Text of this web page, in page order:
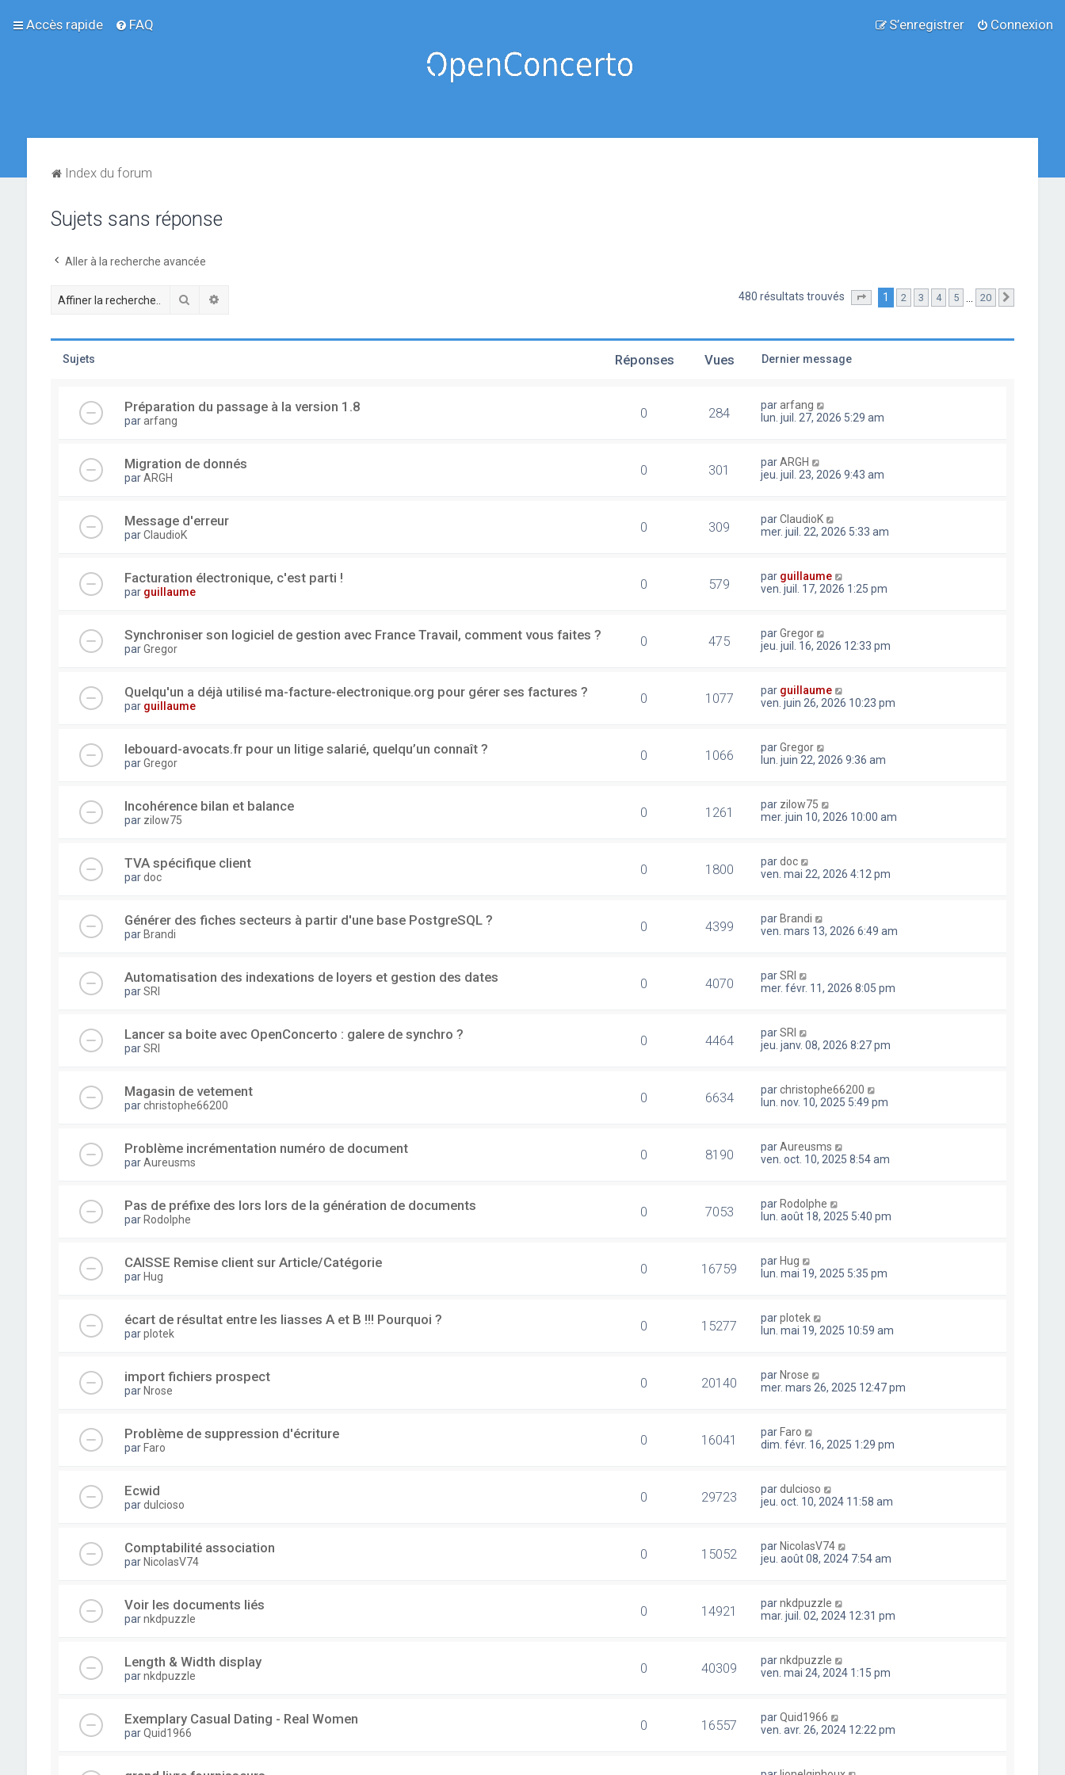
Accès rapide FAQ Connexion
S’enregistrer
Index du forum
Sujets sans réponse
Aller à la recherche avancée
Rechercher 480 résultats trouvés Page sur 20
1 2 3 4 5 20
Sujets Réponses Vues Dernier message
Préparation du passage à la version 1.8
pararfang 0 284 pararfang
lun. juil. 27, 2026 5:29 am
Migration de donnés
parARGH 0 301 parARGH
jeu. juil. 23, 2026 9:43 am
Message d'erreur
parClaudioK 0 309 parClaudioK
mer. juil. 22, 2026 5:33 am
Facturation électronique, c'est parti !
par guillaume 0 579 par guillaume
ven. juil. 17, 2026 1:25 pm
Synchroniser son logiciel de gestion avec France Travail, comment vous faites ?
parGregor 0 475 parGregor
jeu. juil. 16, 2026 12:33 pm
Quelqu'un a déjà utilisé ma-facture-electronique.org pour gérer ses factures ?
par guillaume 0 1077 par guillaume
ven. juin 26, 2026 10:23 pm
lebouard-avocats.fr pour un litige salarié, quelqu’un connaît ?
parGregor 0 1066 parGregor
lun. juin 22, 2026 9:36 am
Incohérence bilan et balance
par zilow75 0 1261 par zilow75
mer. juin 10, 2026 10:00 am
TVA spécifique client
pardoc 0 1800 pardoc
ven. mai 22, 2026 4:12 pm
Générer des fiches secteurs à partir d'une base PostgreSQL ?
par Brandi 0 4399 par Brandi
ven. mars 13, 2026 6:49 am
Automatisation des indexations de loyers et gestion des dates
parSRI 0 4070 parSRI
mer. févr. 11, 2026 8:05 pm
Lancer sa boite avec OpenConcerto : galere de synchro ?
parSRI 0 4464 parSRI
jeu. janv. 08, 2026 8:27 pm
Magasin de vetement
parchristophe66200 0 6634 parchristophe66200
lun. nov. 10, 2025 5:49 pm
Problème incrémentation numéro de document
parAureusms 0 8190 parAureusms
ven. oct. 10, 2025 8:54 am
Pas de préfixe des lors lors de la génération de documents
par Rodolphe 0 7053 par Rodolphe
lun. août 18, 2025 5:40 pm
CAISSE Remise client sur Article/Catégorie
par Hug 0 16759 par Hug
lun. mai 19, 2025 5:35 pm
écart de résultat entre les liasses A et B !!! Pourquoi ?
parplotek 0 15277 parplotek
lun. mai 19, 2025 10:59 am
import fichiers prospect
par Nrose 0 20140 par Nrose
mer. mars 26, 2025 12:47 pm
Problème de suppression d'écriture
par Faro 0 16041 par Faro
dim. févr. 16, 2025 1:29 pm
Ecwid
pardulcioso 0 29723 pardulcioso
jeu. oct. 10, 2024 11:58 am
Comptabilité association
par NicolasV74 0 15052 par NicolasV74
jeu. août 08, 2024 7:54 am
Voir les documents liés
parnkdpuzzle 0 14921 parnkdpuzzle
mar. juil. 02, 2024 12:31 pm
Length & Width display
parnkdpuzzle 0 40309 parnkdpuzzle
ven. mai 24, 2024 1:15 pm
Exemplary Сasual Dating - Real Women
parQuid1966 0 16557 parQuid1966
ven. avr. 26, 2024 12:22 pm